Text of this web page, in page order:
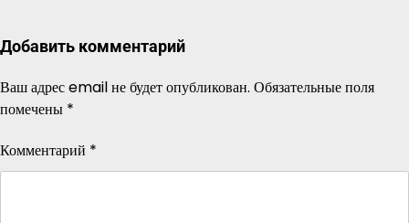
Добавить комментарий
Ваш адрес email не будет опубликован. Обязательные поля
помечены *
Комментарий *